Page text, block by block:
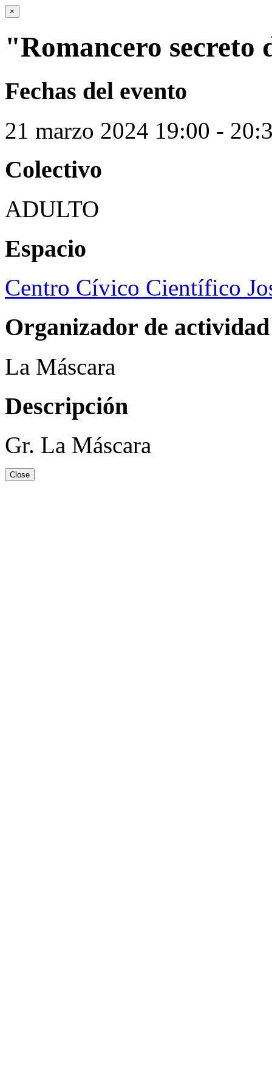
×
"Romancero secreto
Fechas del evento
21 marzo 2024 19:00 -
Colectivo
ADULTO
Espacio
Centro Cívico Científico
Organizador de actividad
La Máscara
Descripción
Gr. La Máscara
Close